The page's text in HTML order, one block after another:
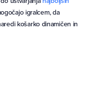
igralcem, da
košarko dinamičen in